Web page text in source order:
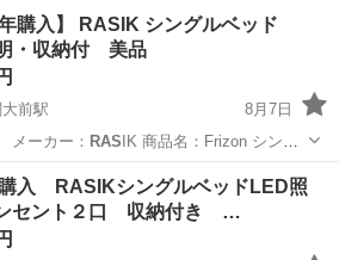
駅 収納家具
年購入】 RASIK シングルベッド
・収納付 美品
前駅
8月7日
メーカー： RAS IK 商品名：Frizon シング
駅 LED照明
入 RASIKシングルベッドLED照
セント２口 収納付き …